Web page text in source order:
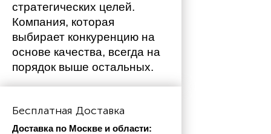
стратегических целей.
Компания, которая
выбирает конкуренцию на
основе качества, всегда на
порядок выше остальных.
Бесплатная Доставка
Доставка по Москве и области: